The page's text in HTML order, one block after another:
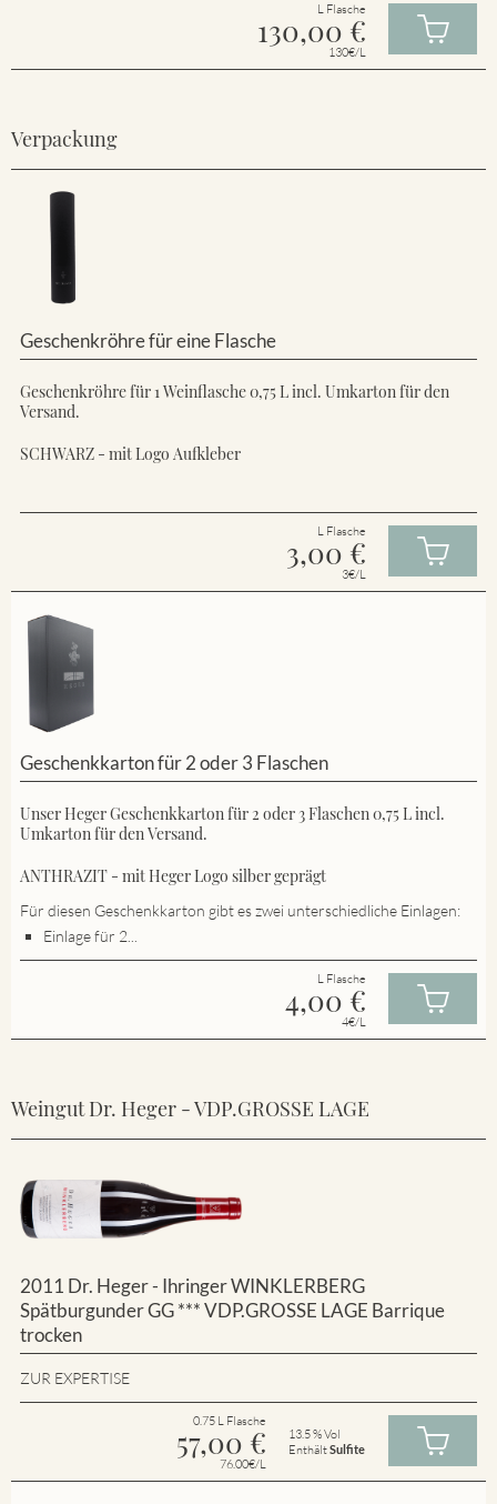
L Flasche
130,00 €
130€/L
Verpackung
Geschenkröhre für eine Flasche
Geschenkröhre für 1 Weinflasche 0,75 L incl. Umkarton für den
Versand.
SCHWARZ - mit Logo Aufkleber
L Flasche
3,00 €
3€/L
Geschenkkarton für 2 oder 3 Flaschen
Unser Heger Geschenkkarton für 2 oder 3 Flaschen 0,75 L incl.
Umkarton für den Versand.
ANTHRAZIT - mit Heger Logo silber geprägt
Für diesen Geschenkkarton gibt es zwei unterschiedliche Einlagen:
Einlage für 2...
L Flasche
4,00 €
4€/L
Weingut Dr. Heger - VDP.GROSSE LAGE
2011 Dr. Heger - Ihringer WINKLERBERG
Spätburgunder GG *** VDP.GROSSE LAGE Barrique
trocken
ZUR EXPERTISE
0.75 L Flasche
57,00 €
76.00€/L
13.5 % Vol
EnthältSulfite